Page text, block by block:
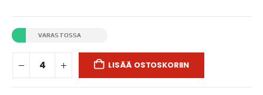
VARASTOSSA
LISÄÄ OSTOSKORIIN